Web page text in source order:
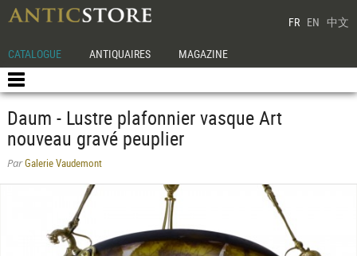
FR EN 中文
CATALOGUE ANTIQUAIRES MAGAZINE
Daum - Lustre plafonnier vasque Art
nouveau gravé peuplier
ParGalerie Vaudemont